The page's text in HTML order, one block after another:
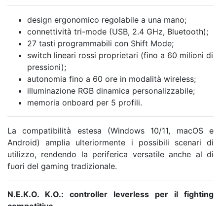
design ergonomico regolabile a una mano;
connettività tri-mode (USB, 2.4 GHz, Bluetooth);
27 tasti programmabili con Shift Mode;
switch lineari rossi proprietari (fino a 60 milioni di
pressioni);
autonomia fino a 60 ore in modalità wireless;
illuminazione RGB dinamica personalizzabile;
memoria onboard per 5 profili.
La compatibilità estesa (Windows 10/11, macOS e
Android) amplia ulteriormente i possibili scenari di
utilizzo, rendendo la periferica versatile anche al di
fuori del gaming tradizionale.
N.E.K.O. K.O.: controller leverless per il fighting